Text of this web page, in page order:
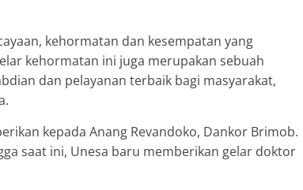
kehormatan dan kesempatan yang
kehormatan ini juga merupakan sebuah
dan pelayanan terbaik bagi masyarakat,
kepada Anang Revandoko, Dankor Brimob.
saat ini, Unesa baru memberikan gelar doktor